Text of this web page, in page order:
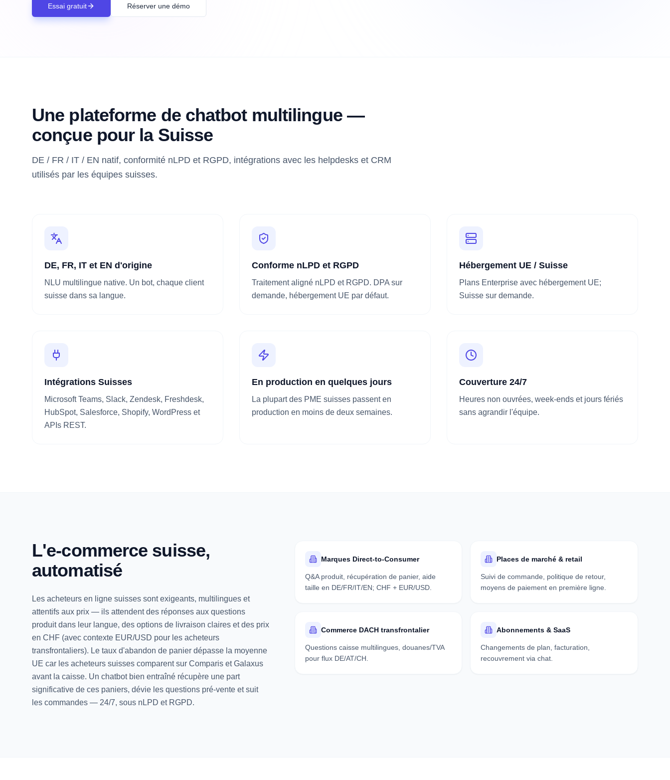
Essai gratuit Réserver une démo
Une plateforme de chatbot multilingue —
conçue pour la Suisse
DE / FR / IT / EN natif, conformité nLPD et RGPD, intégrations avec les helpdesks et CRM
utilisés par les équipes suisses.
DE, FR, IT et EN d'origine
NLU multilingue native. Un bot, chaque client
suisse dans sa langue.
Conforme nLPD et RGPD
Traitement aligné nLPD et RGPD. DPA sur
demande, hébergement UE par défaut.
Hébergement UE / Suisse
Plans Enterprise avec hébergement UE;
Suisse sur demande.
Intégrations Suisses
Microsoft Teams, Slack, Zendesk, Freshdesk,
HubSpot, Salesforce, Shopify, WordPress et
APIs REST.
En production en quelques jours
La plupart des PME suisses passent en
production en moins de deux semaines.
Couverture 24/7
Heures non ouvrées, week-ends et jours fériés
sans agrandir l'équipe.
L'e-commerce suisse,
automatisé
Les acheteurs en ligne suisses sont exigeants, multilingues et
attentifs aux prix — ils attendent des réponses aux questions
produit dans leur langue, des options de livraison claires et des prix
en CHF (avec contexte EUR/USD pour les acheteurs
transfrontaliers). Le taux d'abandon de panier dépasse la moyenne
UE car les acheteurs suisses comparent sur Comparis et Galaxus
avant la caisse. Un chatbot bien entraîné récupère une part
significative de ces paniers, dévie les questions pré-vente et suit
les commandes — 24/7, sous nLPD et RGPD.
Marques Direct-to-Consumer
Q&A produit, récupération de panier, aide
taille en DE/FR/IT/EN; CHF + EUR/USD.
Places de marché & retail
Suivi de commande, politique de retour,
moyens de paiement en première ligne.
Commerce DACH transfrontalier
Questions caisse multilingues, douanes/TVA
pour flux DE/AT/CH.
Abonnements & SaaS
Changements de plan, facturation,
recouvrement via chat.